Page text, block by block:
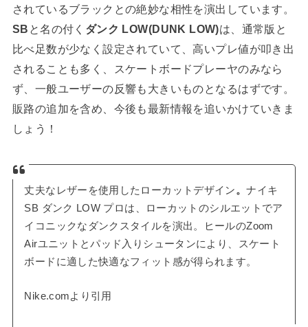
されているブラックとの絶妙な相性を演出しています。
SB と名の付く ダンク LOW(DUNK LOW)は、通常版と
比べ足数が少なく設定されていて、高いプレ値が叩き出
されることも多く、スケートボードプレーヤのみなら
ず、一般ユーザーの反響も大きいものとなるはずです。
販路の追加を含め、今後も最新情報を追いかけていきま
しょう！
丈夫なレザーを使用したローカットデザイン。ナイキ
SB ダンク LOW プロは、ローカットのシルエットでア
イコニックなダンクスタイルを演出。ヒールのZoom
Airユニットとパッド入りシュータンにより、スケート
ボードに適した快適なフィット感が得られます。
Nike.comより引用